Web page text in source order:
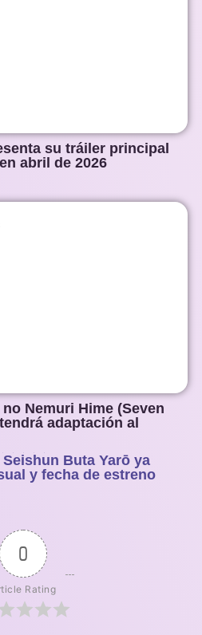
su tráiler principal
abril de 2026
Nemuri Hime (Seven
adaptación al
Buta Yarō ya
y fecha de estreno
0
Rating